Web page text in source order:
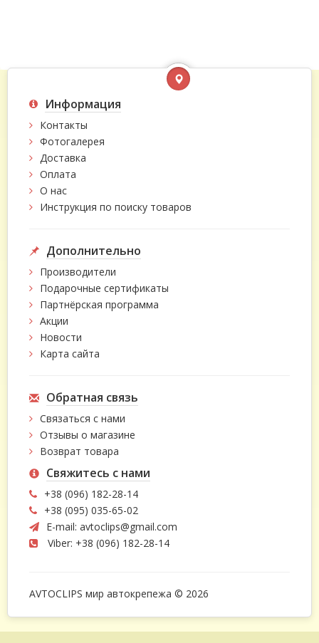
Информация
Контакты
Фотогалерея
Доставка
Оплата
О нас
Инструкция по поиску товаров
Дополнительно
Производители
Подарочные сертификаты
Партнёрская программа
Акции
Новости
Карта сайта
Обратная связь
Связаться с нами
Отзывы о магазине
Возврат товара
Свяжитесь с нами
+38 (096) 182-28-14
+38 (095) 035-65-02
E-mail: avtoclips@gmail.com
Viber: +38 (096) 182-28-14
AVTOCLIPS мир автокрепежа © 2026